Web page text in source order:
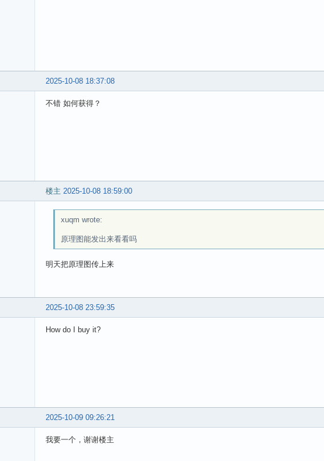
2025-10-08 18:37:08
不错 如何获得？
楼主 2025-10-08 18:59:00
xuqm wrote:
原理图能发出来看看吗
明天把原理图传上来
2025-10-08 23:59:35
How do I buy it?
2025-10-09 09:26:21
我要一个，谢谢楼主